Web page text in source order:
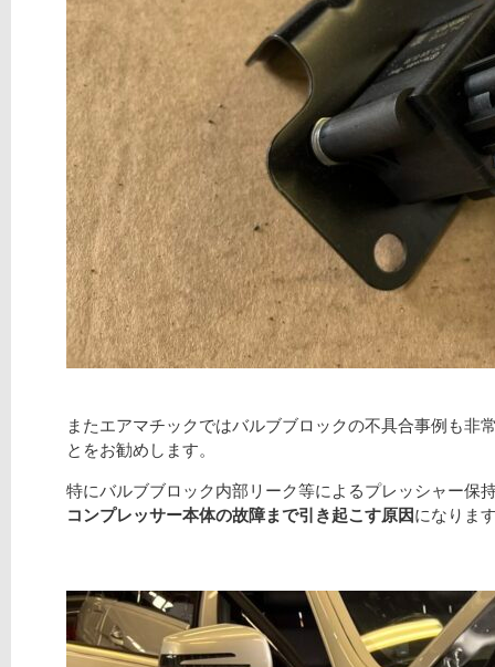
またエアマチックではバルブブロックの不具合事例も非
とをお勧めします。
特にバルブブロック内部リーク等によるプレッシャー保
コンプレッサー本体の故障まで引き起こす原因になりま